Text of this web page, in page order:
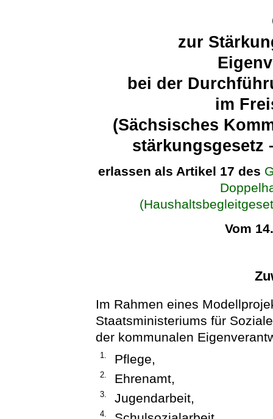
zur
bei der
im
(Sächsisches
stärkungsgesetz
erlassen als Artikel 17 des
Vom
Im Rahmen eines
Staatsministeriums für
der kommunalen
1. Pflege,
2. Ehrenamt,
3. Jugendarbeit,
4.